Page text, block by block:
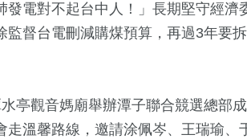
發電對不起台中人！」長期堅守經濟
監督台電刪減購煤預算，再過3年要
亭觀音媽廟舉辦潭子聯合競選總部
走溫馨路線，邀請涂佩岑、王瑞瑜、
兩岸佛教文化交
流專區
27
兩